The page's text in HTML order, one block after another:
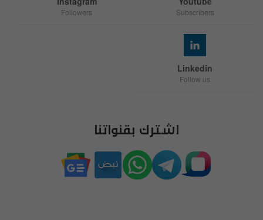
Subscribers
Followers
Linkedin
Follow us
اشترك بقنواتنا